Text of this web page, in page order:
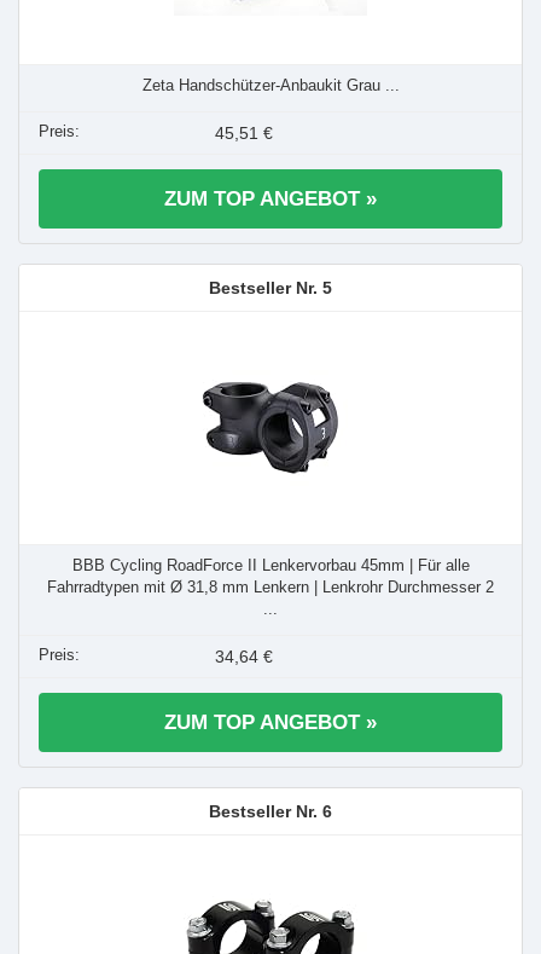
Zeta Handschützer-Anbaukit Grau ...
45,51 €
ZUM TOP ANGEBOT »
5
BBB Cycling RoadForce II Lenkervorbau 45mm | Für alle
Fahrradtypen mit Ø 31,8 mm Lenkern | Lenkrohr Durchmesser 2
...
34,64 €
ZUM TOP ANGEBOT »
6